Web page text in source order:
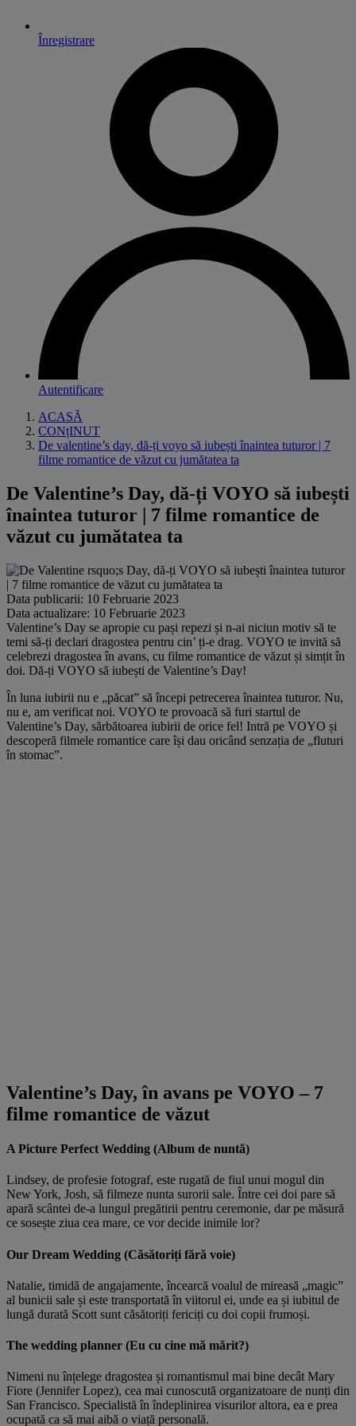
Înregistrare
Autentificare
ACASĂ
CONțINUT
De valentine’s day, dă-ți voyo să iubești înaintea tuturor | 7
filme romantice de văzut cu jumătatea ta
De Valentine’s Day, dă-ți VOYO să iubești
înaintea tuturor | 7 filme romantice de
văzut cu jumătatea ta
Data publicarii: 10 Februarie 2023
Data actualizare: 10 Februarie 2023
Valentine’s Day se apropie cu pași repezi și n-ai niciun motiv să te
temi să-ți declari dragostea pentru cin’ ți-e drag. VOYO te invită să
celebrezi dragostea în avans, cu filme romantice de văzut și simțit în
doi. Dă-ți VOYO să iubești de Valentine’s Day!
În luna iubirii nu e „păcat” să începi petrecerea înaintea tuturor. Nu,
nu e, am verificat noi. VOYO te provoacă să furi startul de
Valentine’s Day, sărbătoarea iubirii de orice fel! Intră pe VOYO și
descoperă filmele romantice care își dau oricând senzația de „fluturi
în stomac”.
Valentine’s Day, în avans pe VOYO – 7
filme romantice de văzut
A Picture Perfect Wedding (Album de nuntă)
Lindsey, de profesie fotograf, este rugată de fiul unui mogul din
New York, Josh, să filmeze nunta surorii sale. Între cei doi pare să
apară scântei de-a lungul pregătirii pentru ceremonie, dar pe măsură
ce sosește ziua cea mare, ce vor decide inimile lor?
Our Dream Wedding (Căsătoriți fără voie)
Natalie, timidă de angajamente, încearcă voalul de mireasă „magic”
al bunicii sale și este transportată în viitorul ei, unde ea și iubitul de
lungă durată Scott sunt căsătoriți fericiți cu doi copii frumoși.
The wedding planner (Eu cu cine mă mărit?)
Nimeni nu înțelege dragostea și romantismul mai bine decât Mary
Fiore (Jennifer Lopez), cea mai cunoscută organizatoare de nunți din
San Francisco. Specialistă în îndeplinirea visurilor altora, ea e prea
ocupată ca să mai aibă o viață personală.